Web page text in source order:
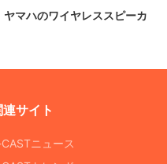
マハのワイヤレススピーカ
連サイト
ニュース